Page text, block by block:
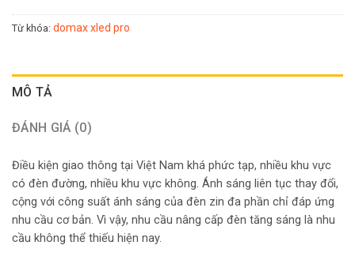
Từ khóa: domax xled pro
MÔ TẢ
ĐÁNH GIÁ (0)
Điều kiện giao thông tại Việt Nam khá phức tạp, nhiều khu vực
có đèn đường, nhiều khu vực không. Ánh sáng liên tục thay đổi,
cộng với công suất ánh sáng của đèn zin đa phần chỉ đáp ứng
nhu cầu cơ bản. Vì vậy, nhu cầu nâng cấp đèn tăng sáng là nhu
cầu không thể thiếu hiện nay.